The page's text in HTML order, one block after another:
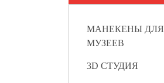
МАНЕКЕНЫ ДЛЯ
МУЗЕЕВ
3D СТУДИЯ